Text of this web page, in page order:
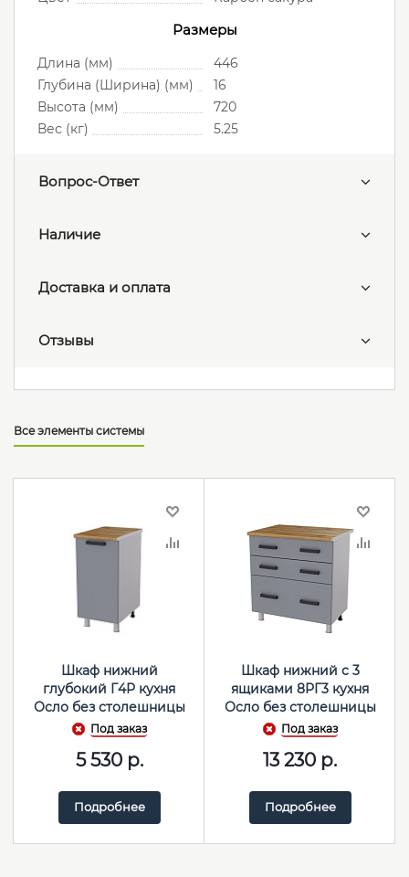
Размеры
Длина (мм)
446
Глубина (Ширина) (мм)
16
Высота (мм)
720
Вес (кг)
5.25
Вопрос-Ответ
Наличие
Доставка и оплата
Отзывы
Все элементы системы
Шкаф нижний
глубокий Г4Р кухня
Осло без столешницы
(Белый/Карбон
Под заказ
5 530р.
Подробнее
Шкаф нижний с 3
ящиками 8РГ3 кухня
Осло без столешницы
(Белый/Карбон
Под заказ
13 230 р.
Подробнее